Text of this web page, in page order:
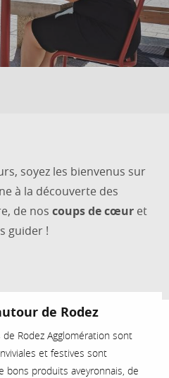
soyez les bienvenus sur
à la découverte des
de nos coups de cœur et
guider !
de Rodez
de Rodez Agglomération sont
et festives sont
bons produits aveyronnais, de